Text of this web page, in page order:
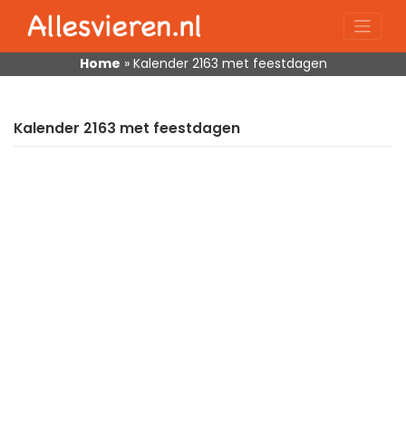
content
Home » Kalender 2163 met feestdagen
Kalender 2163 met feestdagen